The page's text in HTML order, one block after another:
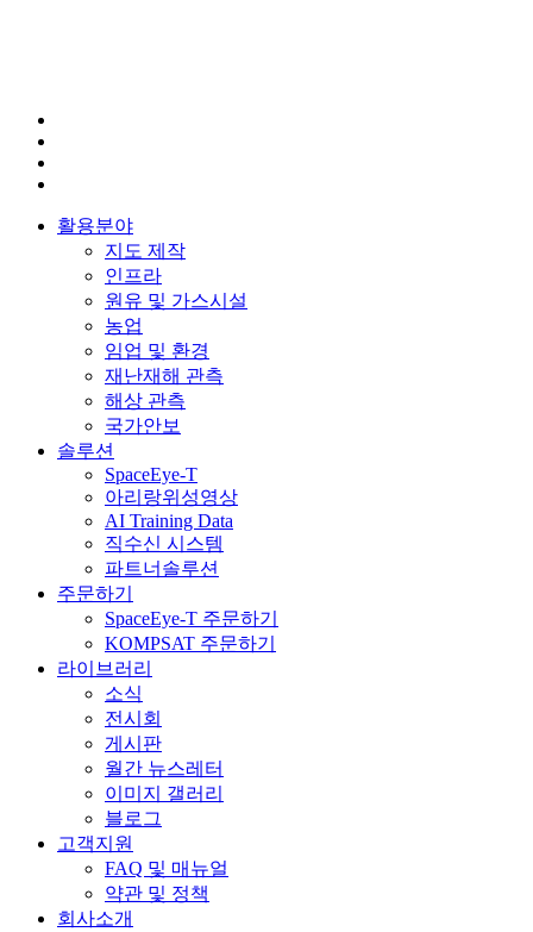
활용분야
지도 제작
인프라
원유 및 가스시설
농업
임업 및 환경
재난재해 관측
해상 관측
국가안보
솔루션
SpaceEye-T
아리랑위성영상
AI Training Data
직수신 시스템
파트너솔루션
주문하기
SpaceEye-T 주문하기
KOMPSAT 주문하기
라이브러리
소식
전시회
게시판
월간 뉴스레터
이미지 갤러리
블로그
고객지원
FAQ 및 매뉴얼
약관 및 정책
회사소개